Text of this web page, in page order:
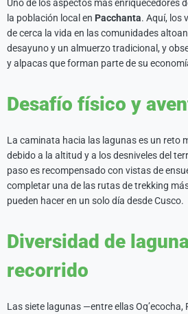
Uno de los aspectos más enriquecedores
la población local en Pacchanta. Aquí, los
de cerca la vida en las comunidades
desayuno y un almuerzo tradicional, y
y alpacas que forman parte de su
Desafío físico y
La caminata hacia las lagunas es un reto
debido a la altitud y a los desniveles del
paso es recompensado con vistas de
completar una de las rutas de trekking
pueden hacer en un solo día desde Cusco.
Diversidad de
recorrido
Las siete lagunas —entre ellas